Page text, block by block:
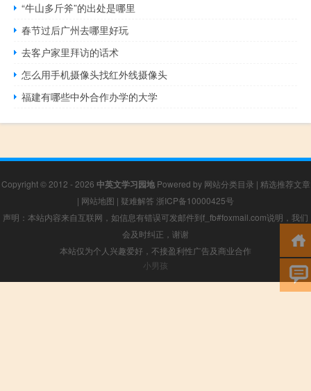
“牛山多斤斧”的出处是哪里
春节过后广州去哪里好玩
去客户家里拜访的话术
怎么用手机摄像头找红外线摄像头
福建有哪些中外合作办学的大学
Copyright © 2012 - 2026 中英文学习园地Powered by 网站分类目录 | 精选推荐文章
| 网站地图 | 疑难解答 浙ICP备10000425号
声明：本站内容来自互联网，如信息有错误可发邮件到f_fb#foxmail.com说明，我们
会及时纠正，谢谢
本站仅为个人兴趣爱好，不接盈利性广告及商业合作
小男孩